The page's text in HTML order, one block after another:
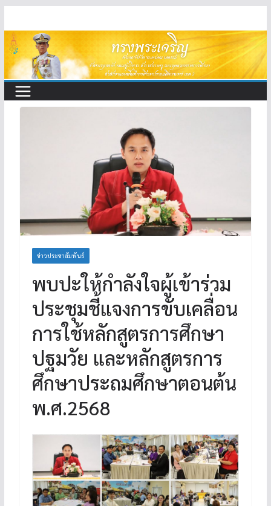
to
content
ข่าวประชาสัมพันธ์
พบปะให้กำลังใจผู้เข้าร่วม
ประชุมชี้แจงการขับเคลื่อน
การใช้หลักสูตรการศึกษา
ปฐมวัย และหลักสูตรการ
ศึกษาประถมศึกษาตอนต้น
พ.ศ.2568